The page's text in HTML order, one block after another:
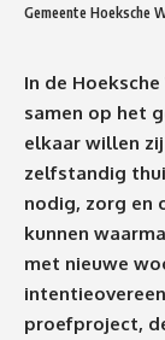
Gemeente Hoeksche
In de
samen op het
elkaar willen
zelfstandig
nodig, zorg en
kunnen
met nieuwe
proefproject,